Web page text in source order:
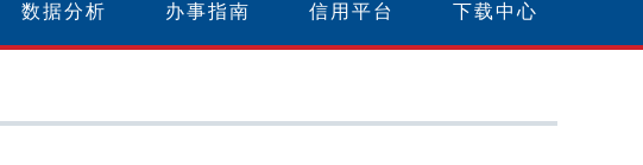
数据分析 办事指南 信用平台 下载中心